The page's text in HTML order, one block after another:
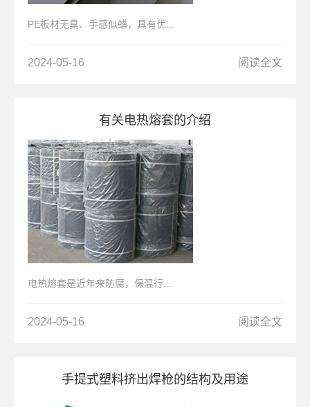
PE板材无臭、手感似蜡，具有优...
2024-05-16 阅读全文
有关电热熔套的介绍
电热熔套是近年来防腐，保温行...
2024-05-16 阅读全文
手提式塑料挤出焊枪的结构及用途